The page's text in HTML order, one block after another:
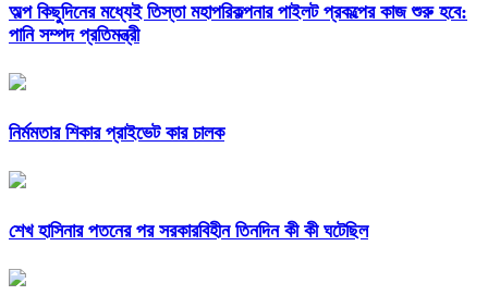
অল্প কিছুদিনের মধ্যেই তিস্তা মহাপরিকল্পনার পাইলট প্রকল্পের কাজ শুরু হবে:
পানি সম্পদ প্রতিমন্ত্রী
নির্মমতার শিকার প্রাইভেট কার চালক
শেখ হাসিনার পতনের পর সরকারবিহীন তিনদিন কী কী ঘটেছিল